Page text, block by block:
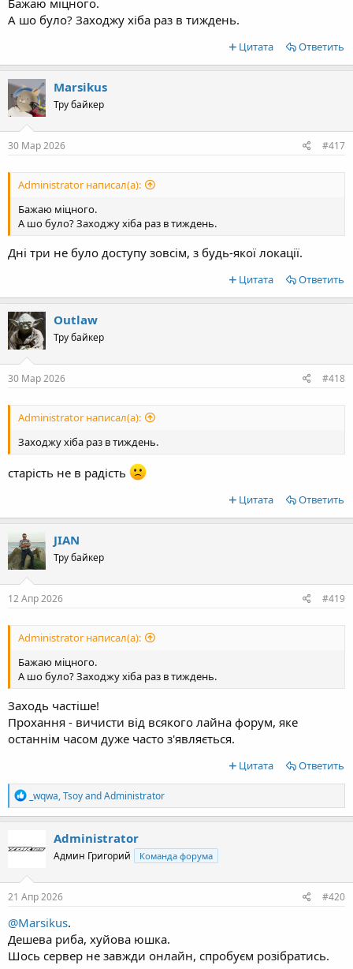
Бажаю міцного.
А шо було? Заходжу хіба раз в тиждень.
Цитата Ответить
Marsikus
Тру байкер
30 Мар 2026 #417
Administrator написал(а):
Бажаю міцного.
А шо було? Заходжу хіба раз в тиждень.
Дні три не було доступу зовсім, з будь-якої локації.
Цитата Ответить
Outlaw
Тру байкер
30 Мар 2026 #418
Administrator написал(а):
Заходжу хіба раз в тиждень.
старість не в радість
Цитата Ответить
JIAN
Тру байкер
12 Апр 2026 #419
Administrator написал(а):
Бажаю міцного.
А шо було? Заходжу хіба раз в тиждень.
Заходь частіше!
Прохання - вичисти від всякого лайна форум, яке
останнім часом дуже часто з'являється.
Цитата Ответить
R
e
a
t
n
s
_wqwa,TsoyandAdministrator
Administrator
Админ Григорий Команда форума
21 Апр 2026 #420
@Marsikus.
Дешева риба, хуйова юшка.
Шось сервер не завжди онлайн, спробуєм розібратись.